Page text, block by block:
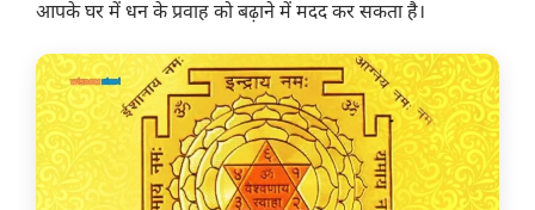
आपके घर में धन के प्रवाह को बढ़ाने में मदद कर सकता है।